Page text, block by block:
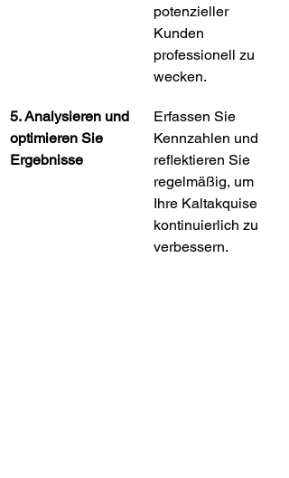
potenzieller
Kunden
professionell zu
wecken.
5. Analysieren und
optimieren Sie
Ergebnisse
Erfassen Sie
Kennzahlen und
reflektieren Sie
regelmäßig, um
Ihre Kaltakquise
kontinuierlich zu
verbessern.